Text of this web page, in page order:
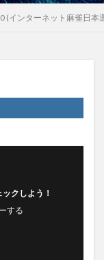
(インターネット麻雀日
クしよう！
する